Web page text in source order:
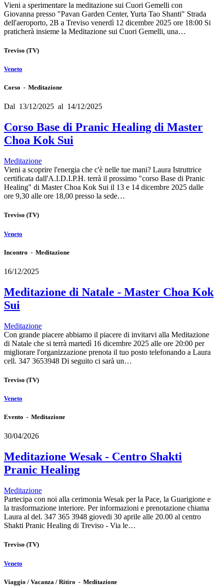
Vieni a sperimentare la meditazione sui Cuori Gemelli con
Giovanna presso "Pavan Garden Center, Yurta Tao Shanti" Strada
dell'aeroporto, 2B a Treviso venerdì 12 dicembre 2025 ore 18:00 Si
praticherà insieme la Meditazione sui Cuori Gemelli, una…
Treviso (TV)
Veneto
Corso - Meditazione
Dal 13/12/2025 al 14/12/2025
Corso Base di Pranic Healing di Master
Choa Kok Sui
Meditazione
Vieni a scoprire l'energia che c'è nelle tue mani? Laura Istruttrice
certificata dall'A.I.D.I.P.H. terrà il prossimo "corso Base di Pranic
Healing" di Master Choa Kok Sui il 13 e 14 dicembre 2025 dalle
ore 9,30 alle ore 18,00 presso la sede…
Treviso (TV)
Veneto
Incontro - Meditazione
16/12/2025
Meditazione di Natale - Master Choa Kok
Sui
Meditazione
Con grande piacere abbiamo il piacere di invitarvi alla Meditazione
di Natale che si terrà martedì 16 dicembre 2025 alle ore 20:00 per
migliorare l'organizzazione prenota il tuo posto telefonando a Laura
cell. 347 3653948 Di seguito ci sarà un…
Treviso (TV)
Veneto
Evento - Meditazione
30/04/2026
Meditazione Wesak - Centro Shakti
Pranic Healing
Meditazione
Partecipa con noi alla cerimonia Wesak per la Pace, la Guarigione e
la trasformazione interiore. Per informazioni e prenotazione chiama
Laura al del. 347 365 3948 giovedi 30 aprile alle 20.00 al centro
Shakti Pranic Healing di Treviso - Via le…
Treviso (TV)
Veneto
Viaggio / Vacanza / Ritiro - Meditazione